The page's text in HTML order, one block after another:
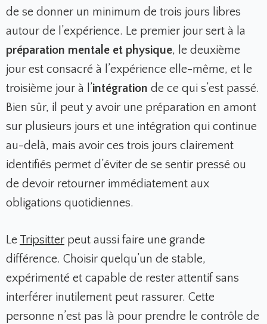
de se donner un minimum de trois jours libres
autour de l’expérience. Le premier jour sert à la
préparation mentale et physique, le deuxième
jour est consacré à l’expérience elle-même, et le
troisième jour à l’intégration de ce qui s’est passé.
Bien sûr, il peut y avoir une préparation en amont
sur plusieurs jours et une intégration qui continue
au-delà, mais avoir ces trois jours clairement
identifiés permet d’éviter de se sentir pressé ou
de devoir retourner immédiatement aux
obligations quotidiennes.
Le Tripsitter peut aussi faire une grande
différence. Choisir quelqu’un de stable,
expérimenté et capable de rester attentif sans
interférer inutilement peut rassurer. Cette
personne n’est pas là pour prendre le contrôle de